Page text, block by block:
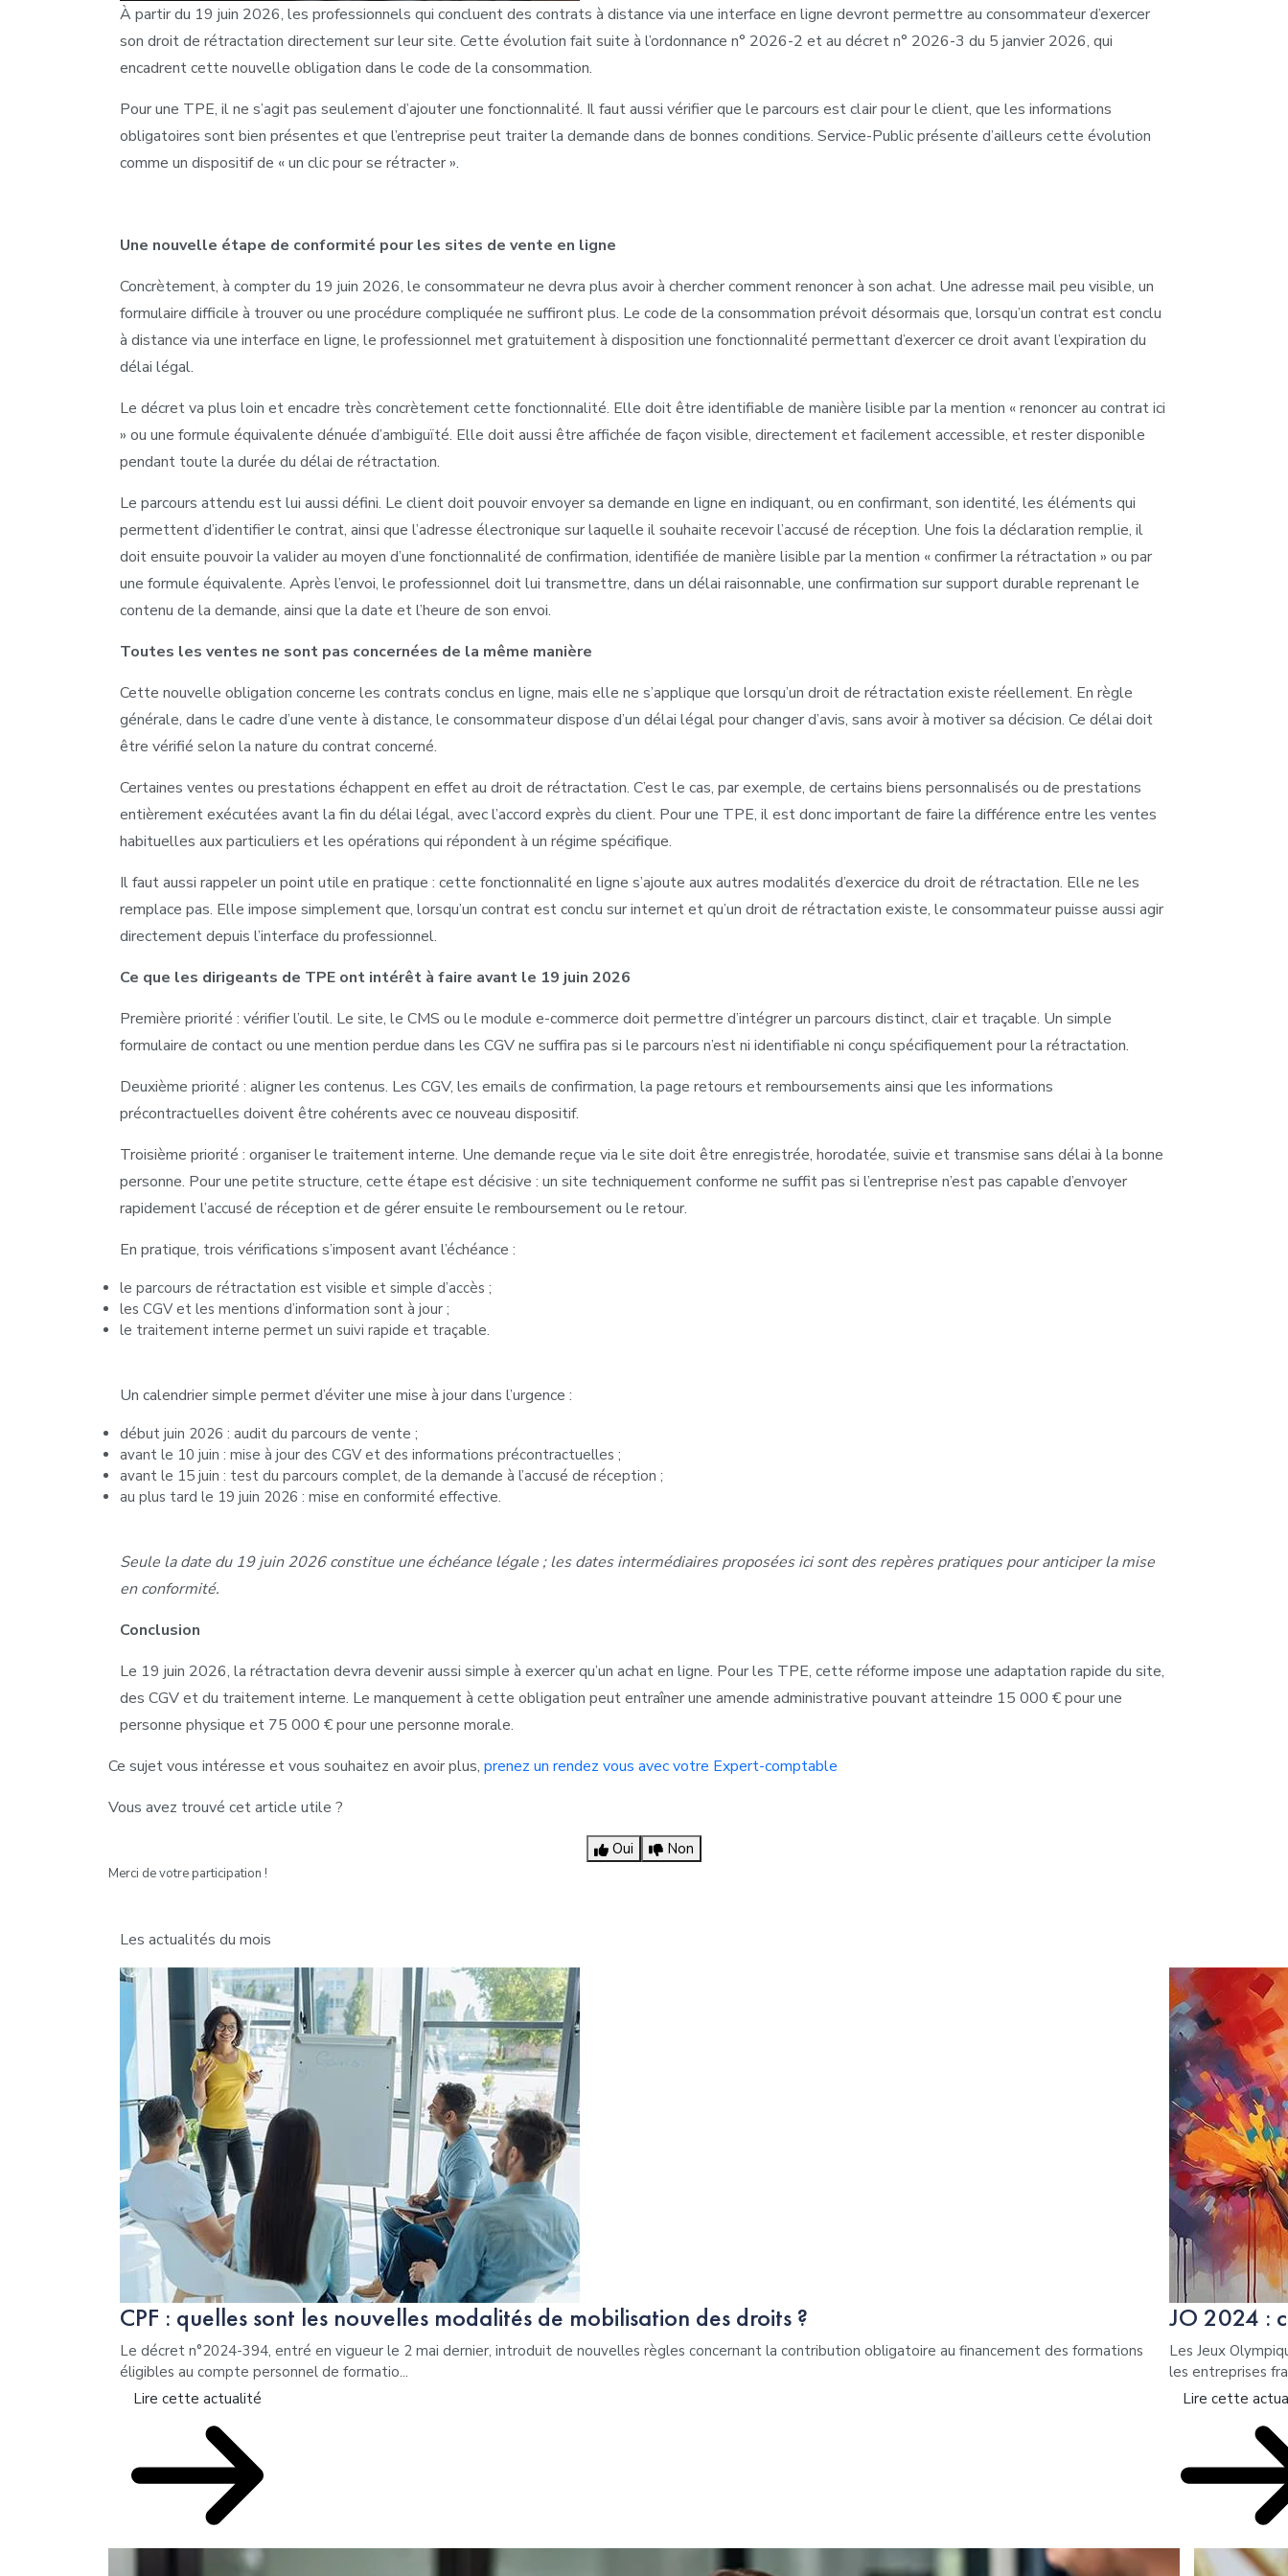
À partir du 19 juin 2026, les professionnels qui concluent des contrats à distance via une interface en ligne devront permettre au consommateur d’exercer
son droit de rétractation directement sur leur site. Cette évolution fait suite à l’ordonnance n° 2026-2 et au décret n° 2026-3 du 5 janvier 2026, qui
encadrent cette nouvelle obligation dans le code de la consommation.
Pour une TPE, il ne s’agit pas seulement d’ajouter une fonctionnalité. Il faut aussi vérifier que le parcours est clair pour le client, que les informations
obligatoires sont bien présentes et que l’entreprise peut traiter la demande dans de bonnes conditions. Service-Public présente d’ailleurs cette évolution
comme un dispositif de « un clic pour se rétracter ».
Une nouvelle étape de conformité pour les sites de vente en ligne
Concrètement, à compter du 19 juin 2026, le consommateur ne devra plus avoir à chercher comment renoncer à son achat. Une adresse mail peu visible, un
formulaire difficile à trouver ou une procédure compliquée ne suffiront plus. Le code de la consommation prévoit désormais que, lorsqu’un contrat est conclu
à distance via une interface en ligne, le professionnel met gratuitement à disposition une fonctionnalité permettant d’exercer ce droit avant l’expiration du
délai légal.
Le décret va plus loin et encadre très concrètement cette fonctionnalité. Elle doit être identifiable de manière lisible par la mention « renoncer au contrat ici
» ou une formule équivalente dénuée d’ambiguïté. Elle doit aussi être affichée de façon visible, directement et facilement accessible, et rester disponible
pendant toute la durée du délai de rétractation.
Le parcours attendu est lui aussi défini. Le client doit pouvoir envoyer sa demande en ligne en indiquant, ou en confirmant, son identité, les éléments qui
permettent d’identifier le contrat, ainsi que l’adresse électronique sur laquelle il souhaite recevoir l’accusé de réception. Une fois la déclaration remplie, il
doit ensuite pouvoir la valider au moyen d’une fonctionnalité de confirmation, identifiée de manière lisible par la mention « confirmer la rétractation » ou par
une formule équivalente. Après l’envoi, le professionnel doit lui transmettre, dans un délai raisonnable, une confirmation sur support durable reprenant le
contenu de la demande, ainsi que la date et l’heure de son envoi.
Toutes les ventes ne sont pas concernées de la même manière
Cette nouvelle obligation concerne les contrats conclus en ligne, mais elle ne s’applique que lorsqu’un droit de rétractation existe réellement. En règle
générale, dans le cadre d’une vente à distance, le consommateur dispose d’un délai légal pour changer d’avis, sans avoir à motiver sa décision. Ce délai doit
être vérifié selon la nature du contrat concerné.
Certaines ventes ou prestations échappent en effet au droit de rétractation. C’est le cas, par exemple, de certains biens personnalisés ou de prestations
entièrement exécutées avant la fin du délai légal, avec l’accord exprès du client. Pour une TPE, il est donc important de faire la différence entre les ventes
habituelles aux particuliers et les opérations qui répondent à un régime spécifique.
Il faut aussi rappeler un point utile en pratique : cette fonctionnalité en ligne s’ajoute aux autres modalités d’exercice du droit de rétractation. Elle ne les
remplace pas. Elle impose simplement que, lorsqu’un contrat est conclu sur internet et qu’un droit de rétractation existe, le consommateur puisse aussi agir
directement depuis l’interface du professionnel.
Ce que les dirigeants de TPE ont intérêt à faire avant le 19 juin 2026
Première priorité : vérifier l’outil. Le site, le CMS ou le module e-commerce doit permettre d’intégrer un parcours distinct, clair et traçable. Un simple
formulaire de contact ou une mention perdue dans les CGV ne suffira pas si le parcours n’est ni identifiable ni conçu spécifiquement pour la rétractation.
Deuxième priorité : aligner les contenus. Les CGV, les emails de confirmation, la page retours et remboursements ainsi que les informations
précontractuelles doivent être cohérents avec ce nouveau dispositif.
Troisième priorité : organiser le traitement interne. Une demande reçue via le site doit être enregistrée, horodatée, suivie et transmise sans délai à la bonne
personne. Pour une petite structure, cette étape est décisive : un site techniquement conforme ne suffit pas si l’entreprise n’est pas capable d’envoyer
rapidement l’accusé de réception et de gérer ensuite le remboursement ou le retour.
En pratique, trois vérifications s’imposent avant l’échéance :
le parcours de rétractation est visible et simple d’accès ;
les CGV et les mentions d’information sont à jour ;
le traitement interne permet un suivi rapide et traçable.
Un calendrier simple permet d’éviter une mise à jour dans l’urgence :
début juin 2026 : audit du parcours de vente ;
avant le 10 juin : mise à jour des CGV et des informations précontractuelles ;
avant le 15 juin : test du parcours complet, de la demande à l’accusé de réception ;
au plus tard le 19 juin 2026 : mise en conformité effective.
Seule la date du 19 juin 2026 constitue une échéance légale ; les dates intermédiaires proposées ici sont des repères pratiques pour anticiper la mise
en conformité.
Conclusion
Le 19 juin 2026, la rétractation devra devenir aussi simple à exercer qu’un achat en ligne. Pour les TPE, cette réforme impose une adaptation rapide du site,
des CGV et du traitement interne. Le manquement à cette obligation peut entraîner une amende administrative pouvant atteindre 15 000 € pour une
personne physique et 75 000 € pour une personne morale.
Ce sujet vous intéresse et vous souhaitez en avoir plus,prenez un rendez vous avec votre Expert-comptable
Vous avez trouvé cet article utile ?
Oui Non
Merci de votre participation !
Les actualités du mois
CPF : quelles sont les nouvelles modalités de mobilisation des droits ?
Le décret n°2024-394, entré en vigueur le 2 mai dernier, introduit de nouvelles règles concernant la contribution obligatoire au financement des formations
éligibles au compte personnel de formatio...
Lire cette actualité
JO 2024 :
Les Jeux
les entreprises
Lire cette